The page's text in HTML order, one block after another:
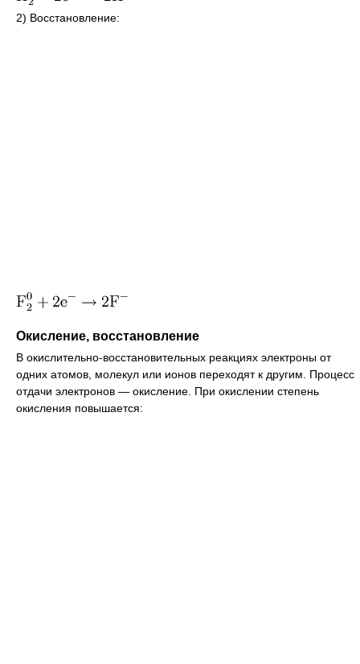
2) Восстановление:
Окисление, восстановление
В окислительно-восстановительных реакциях электроны от
одних атомов, молекул или ионов переходят к другим. Процесс
отдачи электронов — окисление. При окислении степень
окисления повышается: